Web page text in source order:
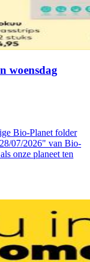
woensdag
Bio-Planet folder
07/2026" van Bio-
onze planeet ten